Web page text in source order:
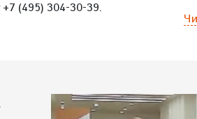
+7 (495) 304-30-39.